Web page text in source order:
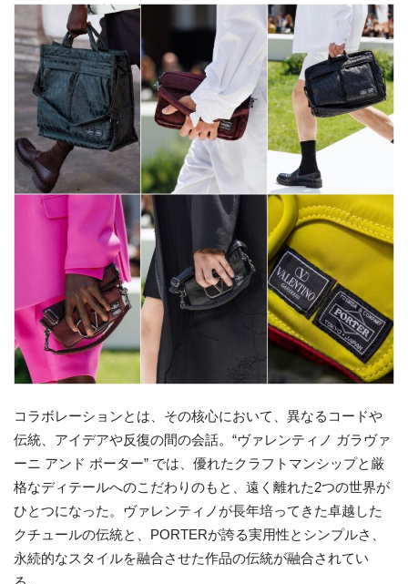
コラボレーションとは、その核心において、異なるコードや
伝統、アイデアや反復の間の会話。“ヴァレンティノ ガラヴァ
ーニ アンド ポーター” では、優れたクラフトマンシップと厳
格なディテールへのこだわりのもと、遠く離れた2つの世界が
ひとつになった。ヴァレンティノが長年培ってきた卓越した
クチュールの伝統と、PORTERが誇る実用性とシンプルさ、
永続的なスタイルを融合させた作品の伝統が融合されてい